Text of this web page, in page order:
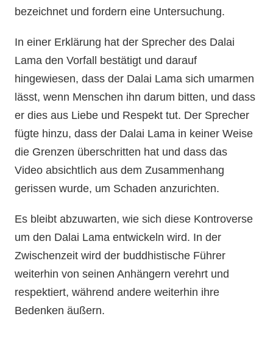
bezeichnet und fordern eine Untersuchung.
In einer Erklärung hat der Sprecher des Dalai
Lama den Vorfall bestätigt und darauf
hingewiesen, dass der Dalai Lama sich umarmen
lässt, wenn Menschen ihn darum bitten, und dass
er dies aus Liebe und Respekt tut. Der Sprecher
fügte hinzu, dass der Dalai Lama in keiner Weise
die Grenzen überschritten hat und dass das
Video absichtlich aus dem Zusammenhang
gerissen wurde, um Schaden anzurichten.
Es bleibt abzuwarten, wie sich diese Kontroverse
um den Dalai Lama entwickeln wird. In der
Zwischenzeit wird der buddhistische Führer
weiterhin von seinen Anhängern verehrt und
respektiert, während andere weiterhin ihre
Bedenken äußern.